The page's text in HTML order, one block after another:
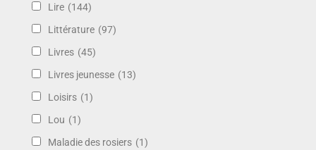
Lire (144)
Littérature (97)
Livres (45)
Livres jeunesse (13)
Loisirs (1)
Lou (1)
Maladie des rosiers (1)